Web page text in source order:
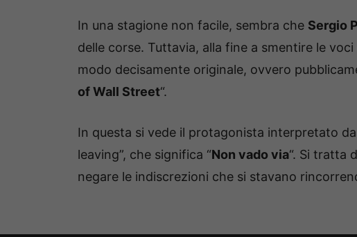
In una stagione non facile, sembra che Sergio
delle corse. Tuttavia, alla fine a smentire le
modo decisamente originale, ovvero
of Wall Street“.
In questa si vede il protagonista interpretato da
leaving”, che significa “Non vado via“. Si tratta
negare le indiscrezioni che si stavano